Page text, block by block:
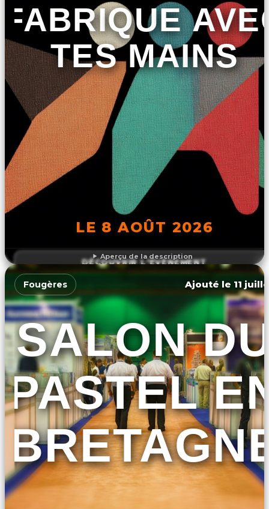
Aperçu de la description
FABRIQUE
TES MAINS
LE 8 AOÛT 2026
DÉCOUVRIR L'ÉVÉNEMENT
Fougères Ajouté le 11
SALON
PASTEL